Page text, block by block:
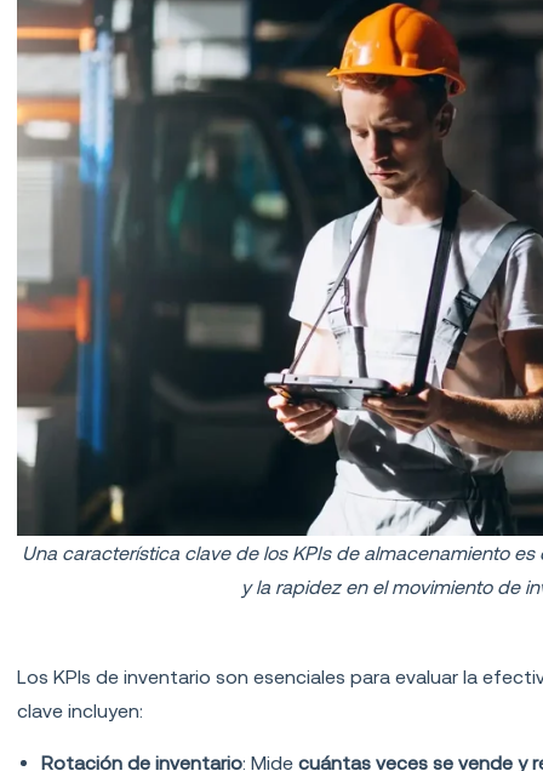
Una característica clave de los KPIs de almacenamiento
y la rapidez en el movimiento de
Los KPIs de inventario son esenciales para evaluar la
clave incluyen:
Rotación de inventario: Midecuántas veces se vende y